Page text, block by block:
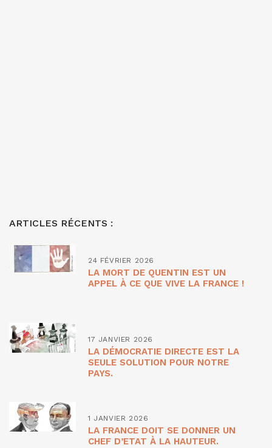
ARTICLES RÉCENTS :
24 FÉVRIER 2026
LA MORT DE QUENTIN EST UN
APPEL À CE QUE VIVE LA FRANCE !
17 JANVIER 2026
LA DÉMOCRATIE DIRECTE EST LA
SEULE SOLUTION POUR NOTRE
PAYS.
1 JANVIER 2026
LA FRANCE DOIT SE DONNER UN
CHEF D’ETAT À LA HAUTEUR.